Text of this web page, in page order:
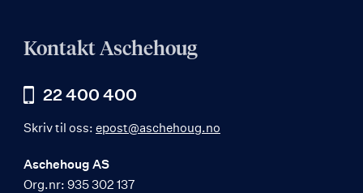
Kontakt Aschehoug
22 400 400
Skriv til oss: epost@aschehoug.no
Aschehoug AS
Org.nr: 935 302 137